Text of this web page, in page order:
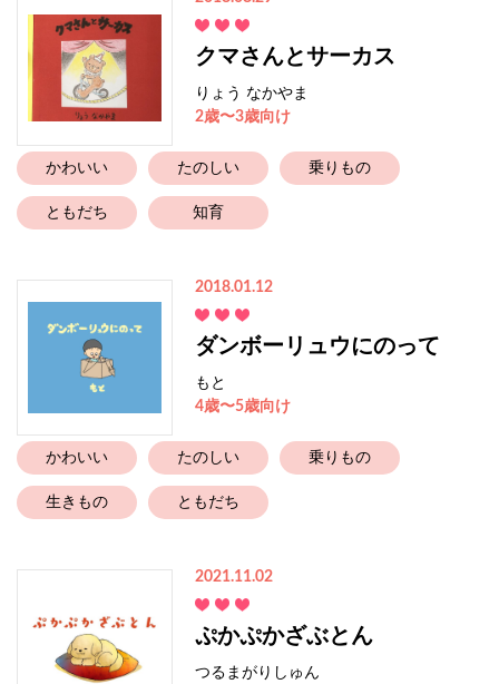
クマさんとサーカス
りょう なかやま
2歳〜3歳向け
かわいい たのしい 乗りもの
ともだち 知育
2018.01.12
ダンボーリュウにのって
もと
4歳〜5歳向け
かわいい たのしい 乗りもの
生きもの ともだち
2021.11.02
ぷかぷかざぶとん
つるまがりしゅん